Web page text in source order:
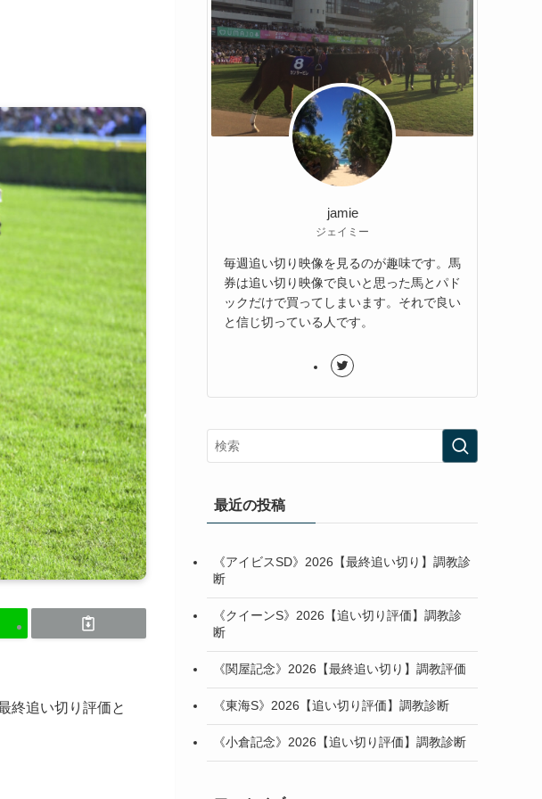
終追い切り評価と
jamie
ジェイミー
毎週追い切り映像を見るのが趣味です。馬
券は追い切り映像で良いと思った馬とパド
ックだけで買ってしまいます。それで良い
と信じ切っている人です。
最近の投稿
《アイビスSD》2026【最終追い切り】調教診
断
《クイーンS》2026【追い切り評価】調教診
断
《関屋記念》2026【最終追い切り】調教評価
《東海S》2026【追い切り評価】調教診断
《小倉記念》2026【追い切り評価】調教診断